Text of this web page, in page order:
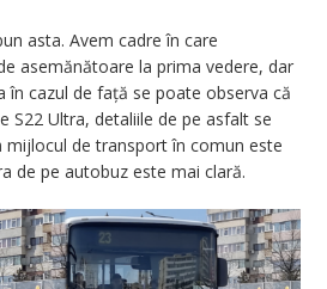
asta. Avem cadre în care
asemănătoare la prima vedere, dar
în cazul de față se poate observa că
S22 Ultra, detaliile de pe asfalt se
mijlocul de transport în comun este
de pe autobuz este mai clară.